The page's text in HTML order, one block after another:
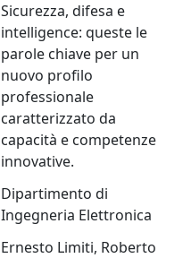
Sicurezza, difesa e
intelligence: queste le
parole chiave per un
nuovo profilo
professionale
caratterizzato da
capacità e competenze
innovative.
Dipartimento di
Ingegneria Elettronica
Ernesto Limiti, Roberto